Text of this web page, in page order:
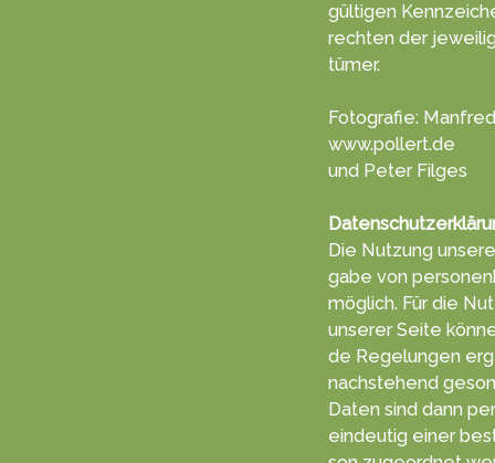
gültigen
rechten der
tümer.
Fotografie:
www.pollert.de
und Peter Filges
Die Nutzung
gabe von
möglich. Für die
unserer Seite
de Re­ge­lun­gen
nachs­tehend
Daten sind dann
ein­deutig einer